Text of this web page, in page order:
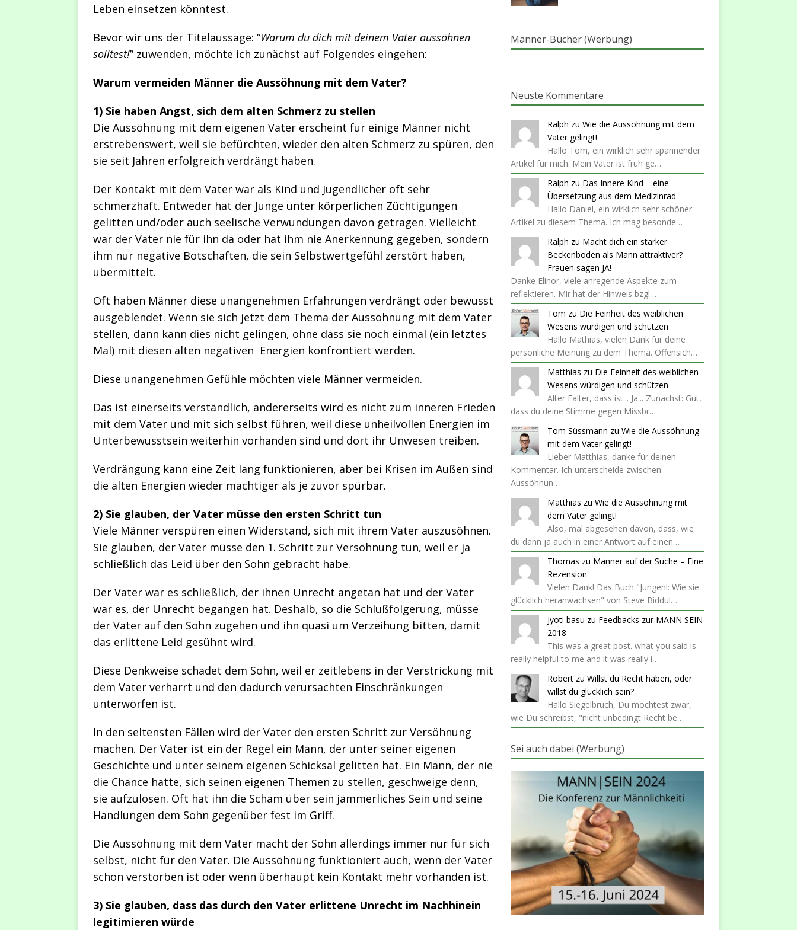
Leben einsetzen könntest.
Bevor wir uns der Titelaussage: “Warum du dich mit deinem Vater aussöhnen
solltest!” zuwenden, möchte ich zunächst auf Folgendes eingehen:
Warum vermeiden Männer die Aussöhnung mit dem Vater?
1) Sie haben Angst, sich dem alten Schmerz zu stellen
Die Aussöhnung mit dem eigenen Vater erscheint für einige Männer nicht
erstrebenswert, weil sie befürchten, wieder den alten Schmerz zu spüren, den
sie seit Jahren erfolgreich verdrängt haben.
Der Kontakt mit dem Vater war als Kind und Jugendlicher oft sehr
schmerzhaft. Entweder hat der Junge unter körperlichen Züchtigungen
gelitten und/oder auch seelische Verwundungen davon getragen. Vielleicht
war der Vater nie für ihn da oder hat ihm nie Anerkennung gegeben, sondern
ihm nur negative Botschaften, die sein Selbstwertgefühl zerstört haben,
übermittelt.
Oft haben Männer diese unangenehmen Erfahrungen verdrängt oder bewusst
ausgeblendet. Wenn sie sich jetzt dem Thema der Aussöhnung mit dem Vater
stellen, dann kann dies nicht gelingen, ohne dass sie noch einmal (ein letztes
Mal) mit diesen alten negativen Energien konfrontiert werden.
Diese unangenehmen Gefühle möchten viele Männer vermeiden.
Das ist einerseits verständlich, andererseits wird es nicht zum inneren Frieden
mit dem Vater und mit sich selbst führen, weil diese unheilvollen Energien im
Unterbewusstsein weiterhin vorhanden sind und dort ihr Unwesen treiben.
Verdrängung kann eine Zeit lang funktionieren, aber bei Krisen im Außen sind
die alten Energien wieder mächtiger als je zuvor spürbar.
2) Sie glauben, der Vater müsse den ersten Schritt tun
Viele Männer verspüren einen Widerstand, sich mit ihrem Vater auszusöhnen.
Sie glauben, der Vater müsse den 1. Schritt zur Versöhnung tun, weil er ja
schließlich das Leid über den Sohn gebracht habe.
Der Vater war es schließlich, der ihnen Unrecht angetan hat und der Vater
war es, der Unrecht begangen hat. Deshalb, so die Schlußfolgerung, müsse
der Vater auf den Sohn zugehen und ihn quasi um Verzeihung bitten, damit
das erlittene Leid gesühnt wird.
Diese Denkweise schadet dem Sohn, weil er zeitlebens in der Verstrickung mit
dem Vater verharrt und den dadurch verursachten Einschränkungen
unterworfen ist.
In den seltensten Fällen wird der Vater den ersten Schritt zur Versöhnung
machen. Der Vater ist ein der Regel ein Mann, der unter seiner eigenen
Geschichte und unter seinem eigenen Schicksal gelitten hat. Ein Mann, der nie
die Chance hatte, sich seinen eigenen Themen zu stellen, geschweige denn,
sie aufzulösen. Oft hat ihn die Scham über sein jämmerliches Sein und seine
Handlungen dem Sohn gegenüber fest im Griff.
Die Aussöhnung mit dem Vater macht der Sohn allerdings immer nur für sich
selbst, nicht für den Vater. Die Aussöhnung funktioniert auch, wenn der Vater
schon verstorben ist oder wenn überhaupt kein Kontakt mehr vorhanden ist.
3) Sie glauben, dass das durch den Vater erlittene Unrecht im Nachhinein
legitimieren würde
Männer-Bücher (Werbung)
Neuste Kommentare
Ralph zu Wie die Aussöhnung mit dem
Vater gelingt!
Hallo Tom, ein wirklich sehr spannender
Artikel für mich. Mein Vater ist früh ge…
Ralph zu Das Innere Kind – eine
Übersetzung aus dem Medizinrad
Hallo Daniel, ein wirklich sehr schöner
Artikel zu diesem Thema. Ich mag besonde…
Ralph zu Macht dich ein starker
Beckenboden als Mann attraktiver?
Frauen sagen JA!
Danke Elinor, viele anregende Aspekte zum
reflektieren. Mir hat der Hinweis bzgl…
Tom zu Die Feinheit des weiblichen
Wesens würdigen und schützen
Hallo Mathias, vielen Dank für deine
persönliche Meinung zu dem Thema. Offensich…
Matthias zu Die Feinheit des weiblichen
Wesens würdigen und schützen
Alter Falter, dass ist... Ja... Zunächst: Gut,
dass du deine Stimme gegen Missbr…
Tom Süssmann zu Wie die Aussöhnung
mit dem Vater gelingt!
Lieber Matthias, danke für deinen
Kommentar. Ich unterscheide zwischen
Aussöhnun…
Matthias zu Wie die Aussöhnung mit
dem Vater gelingt!
Also, mal abgesehen davon, dass, wie
du dann ja auch in einer Antwort auf einen…
Thomas zu Männer auf der Suche – Eine
Rezension
Vielen Dank! Das Buch "Jungen!: Wie sie
glücklich heranwachsen" von Steve Biddul…
Jyoti basu zu Feedbacks zur MANN SEIN
2018
This was a great post. what you said is
really helpful to me and it was really i…
Robert zu Willst du Recht haben, oder
willst du glücklich sein?
Hallo Siegelbruch, Du möchtest zwar,
wie Du schreibst, "nicht unbedingt Recht be…
Sei auch dabei (Werbung)